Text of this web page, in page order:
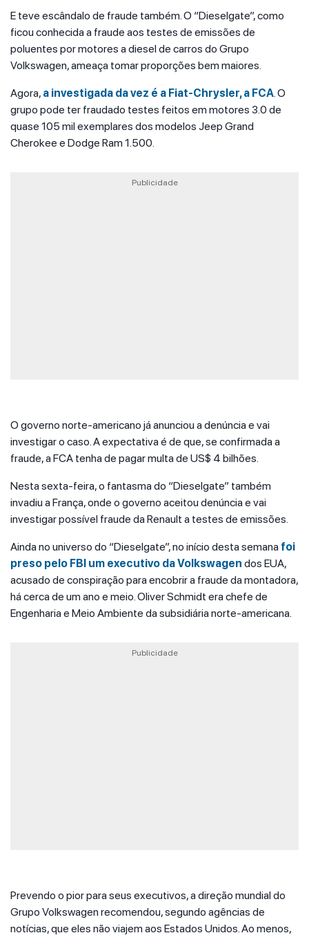
E teve escândalo de fraude também. O “Dieselgate”, como
ficou conhecida a fraude aos testes de emissões de
poluentes por motores a diesel de carros do Grupo
Volkswagen, ameaça tomar proporções bem maiores.
Agora, a investigada da vez é a Fiat-Chrysler, a FCA. O
grupo pode ter fraudado testes feitos em motores 3.0 de
quase 105 mil exemplares dos modelos Jeep Grand
Cherokee e Dodge Ram 1.500.
Publicidade
O governo norte-americano já anunciou a denúncia e vai
investigar o caso. A expectativa é de que, se confirmada a
fraude, a FCA tenha de pagar multa de US$ 4 bilhões.
Nesta sexta-feira, o fantasma do “Dieselgate” também
invadiu a França, onde o governo aceitou denúncia e vai
investigar possível fraude da Renault a testes de emissões.
Ainda no universo do “Dieselgate”, no início desta semana foi
preso pelo FBI um executivo da Volkswagen dos EUA,
acusado de conspiração para encobrir a fraude da montadora,
há cerca de um ano e meio. Oliver Schmidt era chefe de
Engenharia e Meio Ambiente da subsidiária norte-americana.
Publicidade
Prevendo o pior para seus executivos, a direção mundial do
Grupo Volkswagen recomendou, segundo agências de
notícias, que eles não viajem aos Estados Unidos. Ao menos,